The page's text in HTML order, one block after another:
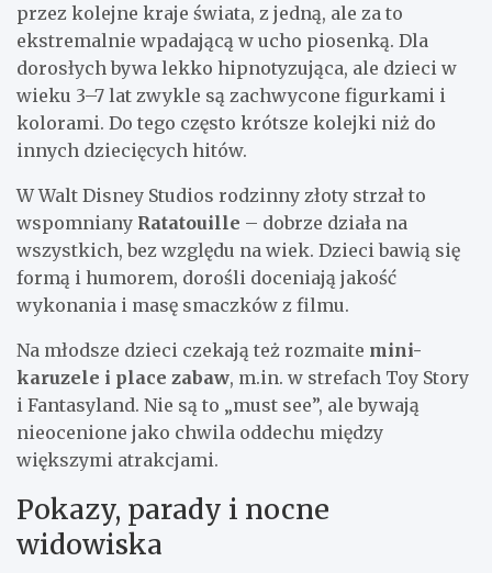
przez kolejne kraje świata, z jedną, ale za to
ekstremalnie wpadającą w ucho piosenką. Dla
dorosłych bywa lekko hipnotyzująca, ale dzieci w
wieku 3–7 lat zwykle są zachwycone figurkami i
kolorami. Do tego często krótsze kolejki niż do
innych dziecięcych hitów.
W Walt Disney Studios rodzinny złoty strzał to
wspomniany Ratatouille – dobrze działa na
wszystkich, bez względu na wiek. Dzieci bawią się
formą i humorem, dorośli doceniają jakość
wykonania i masę smaczków z filmu.
Na młodsze dzieci czekają też rozmaite mini-
karuzele i place zabaw, m.in. w strefach Toy Story
i Fantasyland. Nie są to „must see”, ale bywają
nieocenione jako chwila oddechu między
większymi atrakcjami.
Pokazy, parady i nocne
widowiska